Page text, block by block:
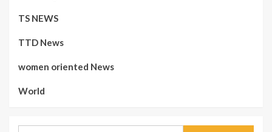
TS NEWS
TTD News
women oriented News
World